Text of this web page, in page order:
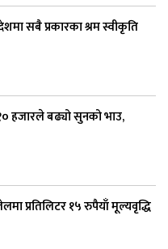
सबै प्रकारका श्रम स्वीकृति
हजारले बढ्यो सुनको भाउ,
प्रतिलिटर १५ रुपैयाँ मूल्यवृद्धि